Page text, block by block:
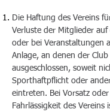
Die Haftung des Vereins
Verluste der Mitglieder auf
oder bei Veranstaltungen
Anlage, an denen der
ausgeschlossen, soweit
Sporthaftpflicht oder
eintreten. Bei Vorsatz
Fahrlässigkeit des Vereins